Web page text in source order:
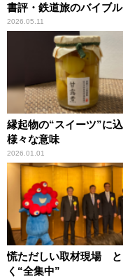
書評・鉄道旅のバイブ
2026.05.11
縁起物の“スイーツ”に
様々な意味
2026.01.01
慌ただしい取材現場
く“全集中”